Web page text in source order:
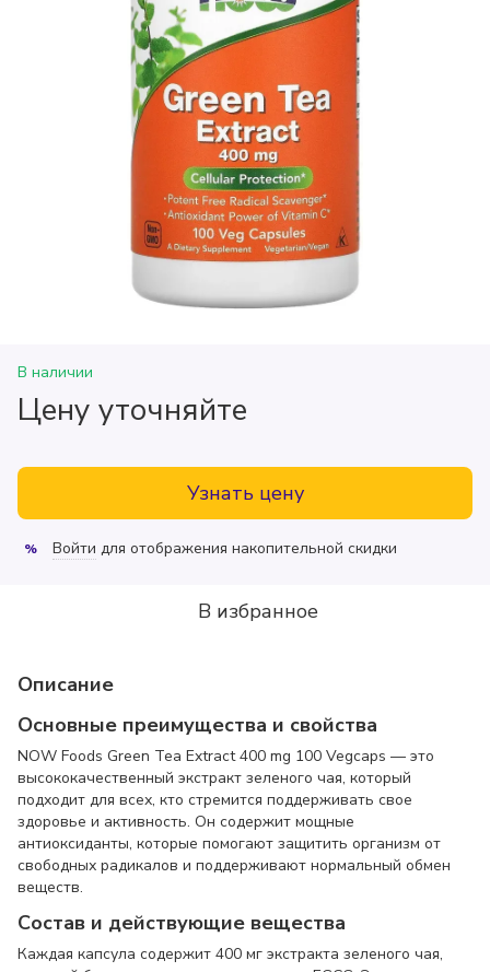
В наличии
Цену уточняйте
Узнать цену
% Войти для отображения накопительной скидки
В избранное
Описание
Основные преимущества и свойства
NOW Foods Green Tea Extract 400 mg 100 Vegcaps — это
высококачественный экстракт зеленого чая, который
подходит для всех, кто стремится поддерживать свое
здоровье и активность. Он содержит мощные
антиоксиданты, которые помогают защитить организм от
свободных радикалов и поддерживают нормальный обмен
веществ.
Состав и действующие вещества
Каждая капсула содержит 400 мг экстракта зеленого чая,